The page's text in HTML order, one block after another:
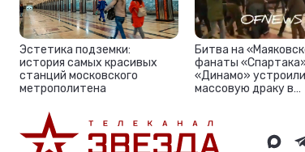
Эстетика подземки:
история самых красивых
станций московского
метрополитена
Битва на
фанаты
«Динамо» устроили
массовую драку в